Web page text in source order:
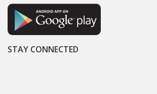
STAY CONNECTED